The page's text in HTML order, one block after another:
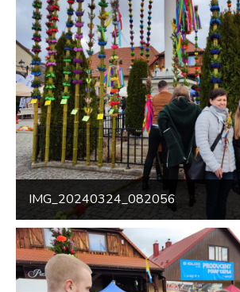
IMG_20240324_082056